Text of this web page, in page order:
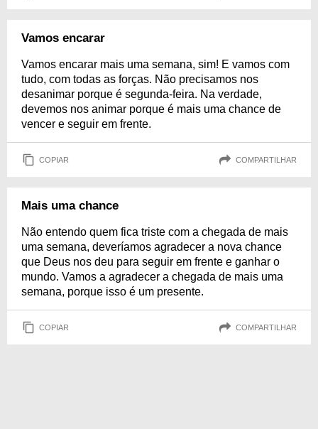
Vamos encarar
Vamos encarar mais uma semana, sim! E vamos com
tudo, com todas as forças. Não precisamos nos
desanimar porque é segunda-feira. Na verdade,
devemos nos animar porque é mais uma chance de
vencer e seguir em frente.
COPIAR COMPARTILHAR
Mais uma chance
Não entendo quem fica triste com a chegada de mais
uma semana, deveríamos agradecer a nova chance
que Deus nos deu para seguir em frente e ganhar o
mundo. Vamos a agradecer a chegada de mais uma
semana, porque isso é um presente.
COPIAR COMPARTILHAR